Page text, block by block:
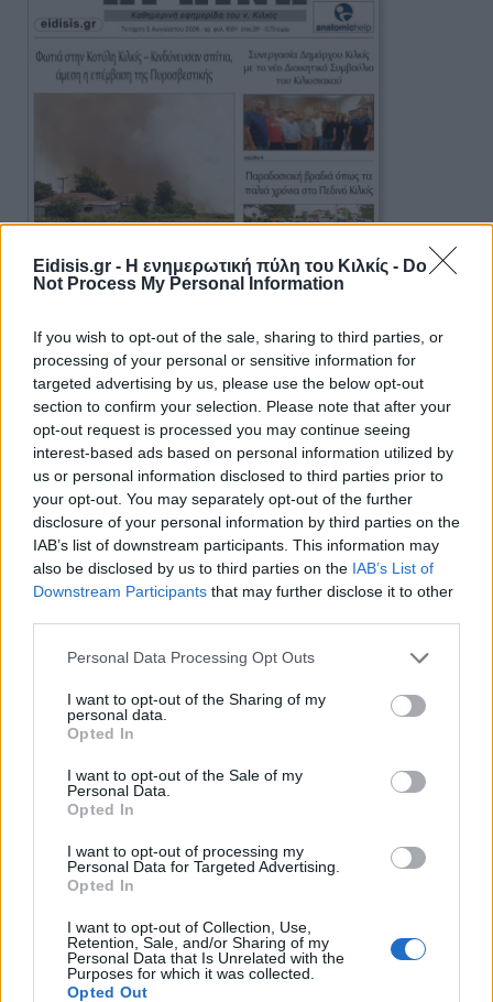
Eidisis.gr - Η ενημερωτική πύλη του Κιλκίς - Do
Not Process My Personal Information
If you wish to opt-out of the sale, sharing to third parties, or
processing of your personal or sensitive information for
targeted advertising by us, please use the below opt-out
section to confirm your selection. Please note that after your
opt-out request is processed you may continue seeing
interest-based ads based on personal information utilized by
us or personal information disclosed to third parties prior to
your opt-out. You may separately opt-out of the further
disclosure of your personal information by third parties on the
IAB’s list of downstream participants. This information may
also be disclosed by us to third parties on the IAB’s List of
Downstream Participants that may further disclose it to other
Personal Data Processing Opt Outs
I want to opt-out of the Sharing of my
personal data.
Opted In
I want to opt-out of the Sale of my
Personal Data.
Opted In
I want to opt-out of processing my
Personal Data for Targeted Advertising.
Opted In
I want to opt-out of Collection, Use,
Retention, Sale, and/or Sharing of my
Personal Data that Is Unrelated with the
Purposes for which it was collected.
Opted Out
Πρωινή 5-8-2026
Ειδήσεις